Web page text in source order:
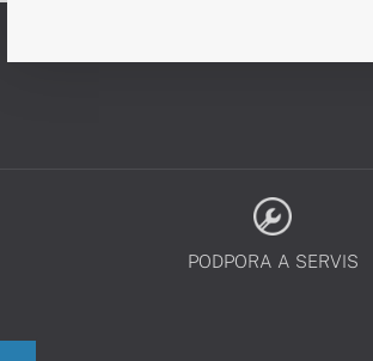
PODPORA A SERVIS